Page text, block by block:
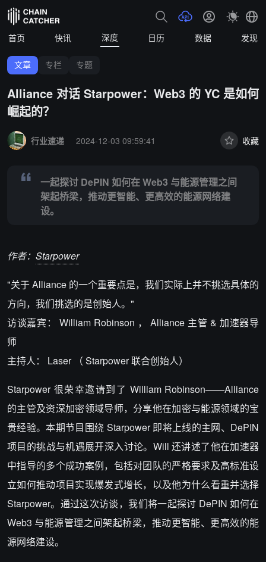
首页 快讯 深度 日历 数据 发现
文章 专栏 专题
Alliance 对话 Starpower：Web3 的 YC 是如何
崛起的？
行业速递
2024-12-03 09:59:41 收藏
一起探讨 DePIN 如何在 Web3 与能源管理之间
架起桥梁，推动更智能、更高效的能源网络建
设。
作者： Starpower
"关于 Alliance 的一个重要点是，我们实际上并不挑选具体的
方向，我们挑选的是创始人。"
访谈嘉宾： William Robinson ， Alliance 主管 & 加速器导
师
主持人： Laser （ Starpower 联合创始人）
Starpower 很荣幸邀请到了 William Robinson——Alliance
的主管及资深加密领域导师，分享他在加密与能源领域的宝
贵经验。本期节目围绕 Starpower 即将上线的主网、DePIN
项目的挑战与机遇展开深入讨论。Will 还讲述了他在加速器
中指导的多个成功案例，包括对团队的严格要求及高标准设
立如何推动项目实现爆发式增长，以及他为什么看重并选择
Starpower。通过这次访谈，我们将一起探讨 DePIN 如何在
Web3 与能源管理之间架起桥梁，推动更智能、更高效的能
源网络建设。